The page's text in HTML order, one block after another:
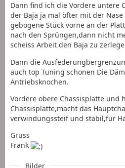
Dann find ich die Vordere untere
der Baja ja mal öfter mit der
gebogene Stück vorne an der
nach den Sprüngen,dann nicht
scheiss Arbeit den Baja zu
Dann die
auch top Tuning schonen Die
Antriebsknochen.
Vordere obere Chassisplatte und
Chassisplatte,macht das
verwindungssteif und stabil,für
Gruss
Frank
Bilder